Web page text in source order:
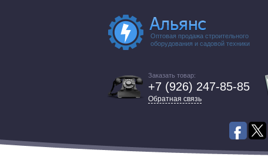
Оптовая продажа строительного
оборудования и садовой техники
Заказать товар:
+7 (926) 247-85-85
Обратная связь